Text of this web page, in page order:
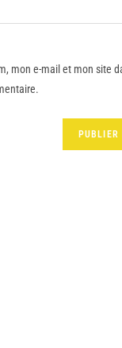
mon e-mail et mon site